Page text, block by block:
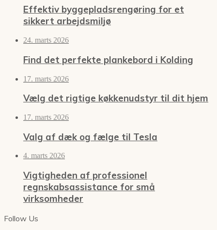
Effektiv byggepladsrengøring for et
sikkert arbejdsmiljø
24. marts 2026
Find det perfekte plankebord i Kolding
17. marts 2026
Vælg det rigtige køkkenudstyr til dit hjem
17. marts 2026
Valg af dæk og fælge til Tesla
4. marts 2026
Vigtigheden af professionel
regnskabsassistance for små
virksomheder
Follow Us